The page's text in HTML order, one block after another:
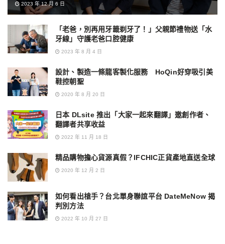
2023 年 12 月 6 日
「老爸，別再用牙籤剃牙了！」父親節禮物送「水
牙線」守護老爸口腔健康
2023 年 8 月 4 日
設計、製造一條龍客製化服務 HoQin好穿吸引美
鞋控朝聖
2020 年 8 月 20 日
日本 DLsite 推出「大家一起來翻譯」邀創作者、
翻譯者共享收益
2022 年 11 月 18 日
精品購物擔心貨源真假？IFCHIC正貨產地直送全球
2020 年 12 月 2 日
如何看出槍手？台北單身聯誼平台 DateMeNow 揭
判別方法
2022 年 10 月 27 日